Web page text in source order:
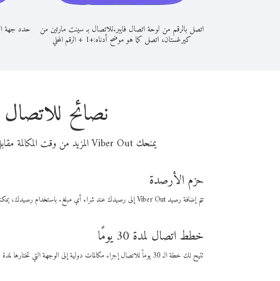
اتصل بالرقم من لوحة اتصال فايبر.للاتصال بـ سينت مارتين من
كيرغستان، اتصل كما هو موضح أدناه:+
1
+الرقم المحلي
حدد جهة
نصائح
يمنحك Viber Out المزيد من وقت المكالمة مقابل تكلفة أقل من المال. اختر من أحد خيارات الاتصال المرنة ذات السعر المنخفض:
حزم الأرصدة
تتم إضافة رصيد Viber Out إلى رصيدك عند شراء أي مبلغ. باستخدام رصيدك، يمكنك إجراء مكالمات إلى أي رقم في العالم بأسعار فايبر المنخفضة.
خطط اتصال لمدة 30 يومًا
تتيح لك خطة الـ 30 يوماً للاتصال إجراء مكالمات دولية إلى الوجهة التي تختارها لمدة 30 يوماً بأسعار فايبر المنخفضة.